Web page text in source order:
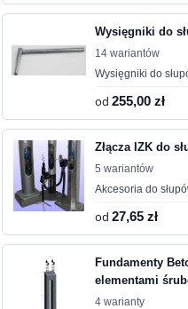
Wysięgniki do
14 wariantów
Wysięgniki do
od255,00 zł
Złącza IZK do
5 wariantów
Akcesoria do
od27,65 zł
Fundamenty
elementami
4 warianty